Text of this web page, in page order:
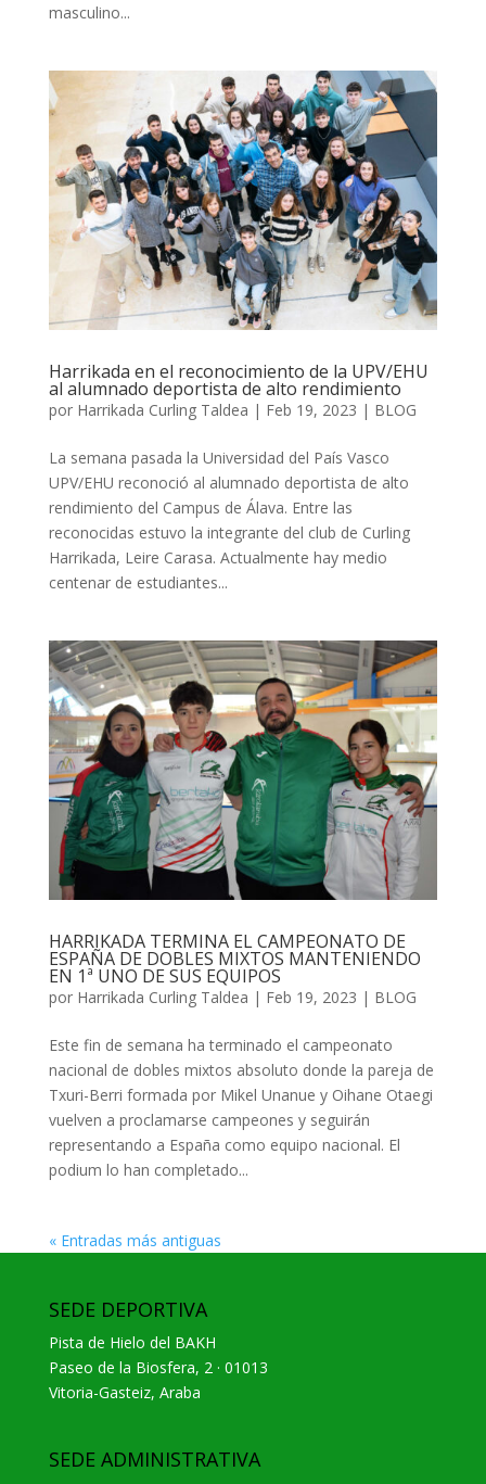
masculino...
Harrikada en el reconocimiento de la UPV/EHU
al alumnado deportista de alto rendimiento
por Harrikada Curling Taldea | Feb 19, 2023 | BLOG
La semana pasada la Universidad del País Vasco
UPV/EHU reconoció al alumnado deportista de alto
rendimiento del Campus de Álava. Entre las
reconocidas estuvo la integrante del club de Curling
Harrikada, Leire Carasa. Actualmente hay medio
centenar de estudiantes...
HARRIKADA TERMINA EL CAMPEONATO DE
ESPAÑA DE DOBLES MIXTOS MANTENIENDO
EN 1ª UNO DE SUS EQUIPOS
por Harrikada Curling Taldea | Feb 19, 2023 | BLOG
Este fin de semana ha terminado el campeonato
nacional de dobles mixtos absoluto donde la pareja de
Txuri-Berri formada por Mikel Unanue y Oihane Otaegi
vuelven a proclamarse campeones y seguirán
representando a España como equipo nacional. El
podium lo han completado...
« Entradas más antiguas
SEDE DEPORTIVA
Pista de Hielo del BAKH
Paseo de la Biosfera, 2 · 01013
Vitoria-Gasteiz, Araba
SEDE ADMINISTRATIVA